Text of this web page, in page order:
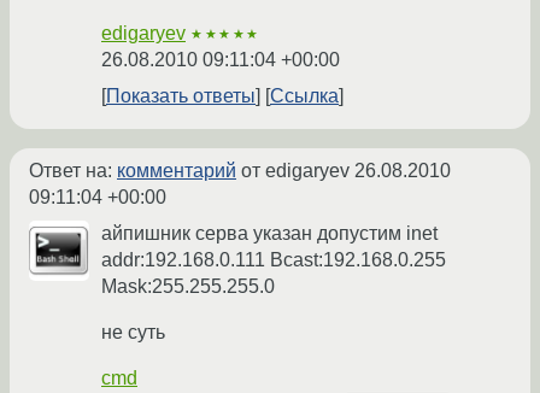
edigaryev ★★★★★
26.08.2010 09:11:04 +00:00
Показать ответы
Ссылка
Ответ на: комментарий от edigaryev 26.08.2010
09:11:04 +00:00
айпишник серва указан допустим inet
addr:192.168.0.111 Bcast:192.168.0.255
Mask:255.255.255.0
не суть
cmd